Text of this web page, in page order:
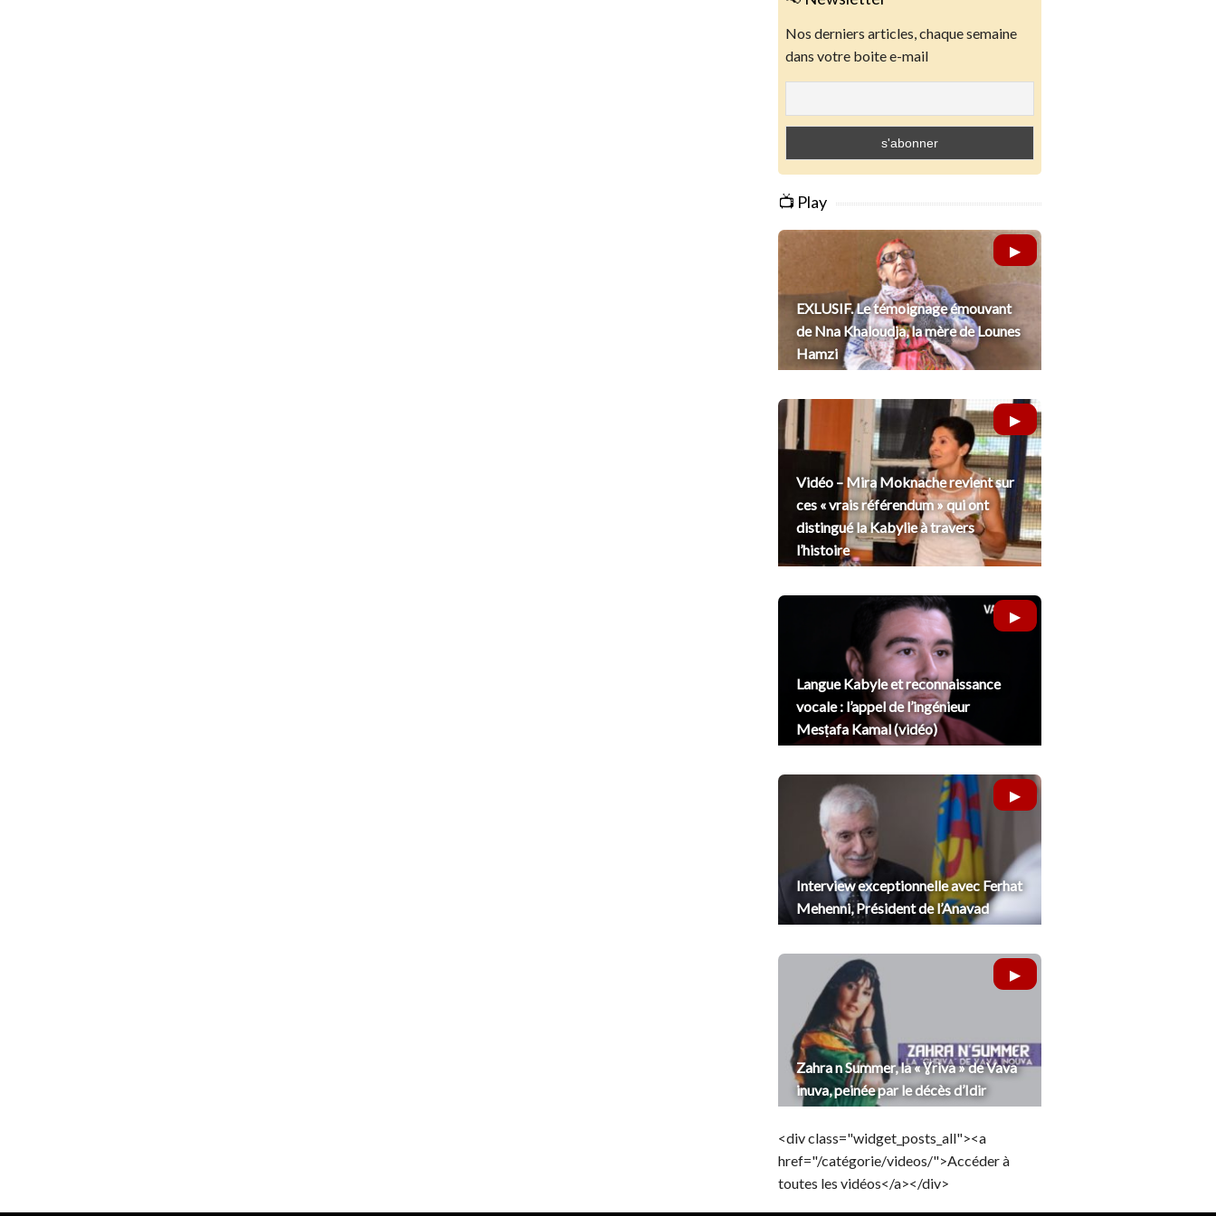
Nos derniers articles, chaque semaine
dans votre boite e-mail
📺 Play
EXLUSIF. Le témoignage émouvant
de Nna Khaloudja, la mère de Lounes
Hamzi
Vidéo – Mira Moknache revient sur
ces « vrais référendum » qui ont
distingué la Kabylie à travers
l’histoire
Langue Kabyle et reconnaissance
vocale : l’appel de l’ingénieur
Mesṭafa Kamal (vidéo)
Interview exceptionnelle avec Ferhat
Mehenni, Président de l’Anavad
Zahra n Summer, la « Ɣriva » de Vava
inuva, peinée par le décès d’Idir
<div class="widget_posts_all"><a
href="/catégorie/videos/">Accéder à
toutes les vidéos</a></div>